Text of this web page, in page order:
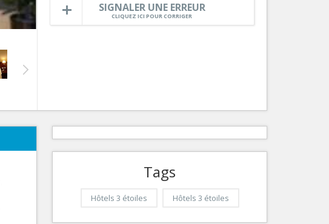
SIGNALER UNE ERREUR
CLIQUEZ ICI POUR CORRIGER
Tags
Hôtels 3 étoiles Hôtels 3 étoiles